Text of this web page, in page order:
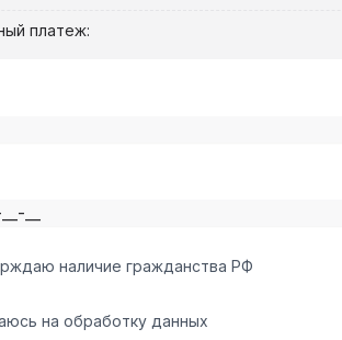
платеж:
наличие гражданства РФ
на обработку данных